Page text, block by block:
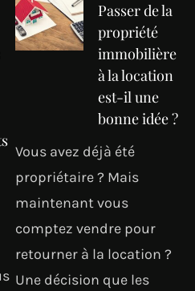
Passer de la
propriété
immobilière
à la location
est-il une
bonne idée ?
Vous avez déjà été
propriétaire ? Mais
maintenant vous
comptez vendre pour
retourner à la location ?
Une décision que les